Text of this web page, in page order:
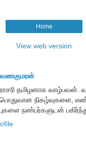
Home
View web version
தமிழனாக வாழ்பவன்.
நிகழ்வுகளை,
நண்பர்களுடன்